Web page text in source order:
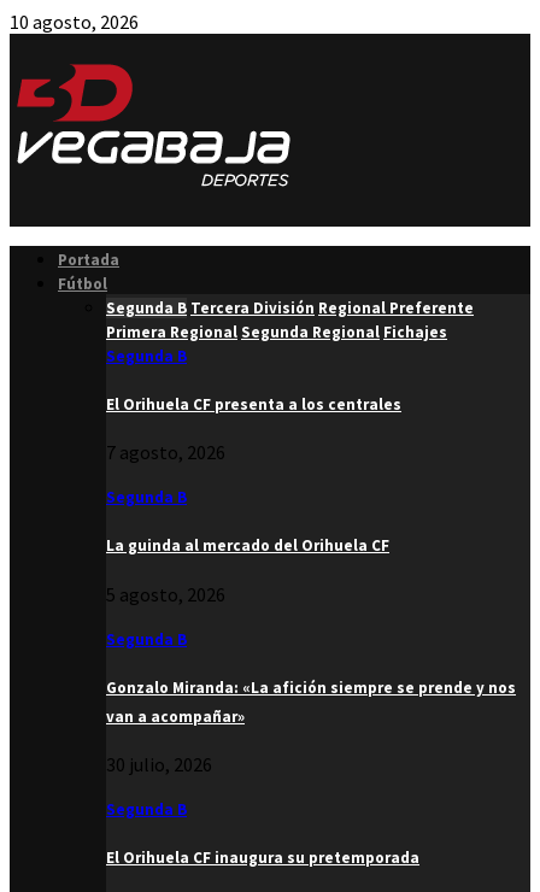
10 agosto, 2026
Portada
Fútbol
Segunda B Tercera División Regional Preferente
Primera RegionalSegunda Regional Fichajes
Segunda B
El Orihuela CF presenta a los centrales
7 agosto, 2026
Segunda B
La guinda al mercado del Orihuela CF
5 agosto, 2026
Segunda B
Gonzalo Miranda: «La afición siempre se prende y nos
van a acompañar»
30 julio, 2026
Segunda B
El Orihuela CF inaugura su pretemporada